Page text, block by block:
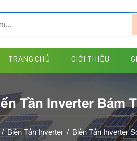
TRANG CHỦ GIỚI THIỆU
Tần Inverter Bám
Biến Tần Inverter Biến Tần Inverter